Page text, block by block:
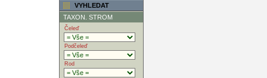
VYHLEDAT
TAXON. STROM
Čeleď
Podčeleď
Rod